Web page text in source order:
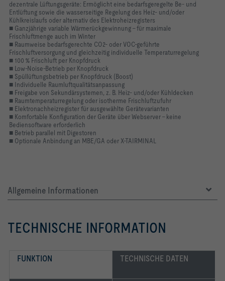
dezentrale Lüftungsgeräte: Ermöglicht eine bedarfsgeregelte Be- und
Entlüftung sowie die wasserseitige Regelung des Heiz- und/oder
Kühlkreislaufs oder alternativ des Elektroheizregisters
■ Ganzjährige variable Wärmerückgewinnung – für maximale
Frischluftmenge auch im Winter
■ Raumweise bedarfsgerechte CO2- oder VOC-geführte
Frischluftversorgung und gleichzeitig individuelle Temperaturregelung
■ 100 % Frischluft per Knopfdruck
■ Low-Noise-Betrieb per Knopfdruck
■ Spüllüftungsbetrieb per Knopfdruck (Boost)
■ Individuelle Raumluftqualitätsanpassung
■ Freigabe von Sekundärsystemen, z. B. Heiz- und/oder Kühldecken
■ Raumtemperaturregelung oder isotherme Frischluftzufuhr
■ Elektronachheizregister für ausgewählte Gerätevarianten
■ Komfortable Konfiguration der Geräte über Webserver – keine
Bediensoftware erforderlich
■ Betrieb parallel mit Digestoren
■ Optionale Anbindung an MBE/GA oder X-TAIRMINAL
Allgemeine Informationen
TECHNISCHE INFORMATION
FUNKTION TECHNISCHE DATEN